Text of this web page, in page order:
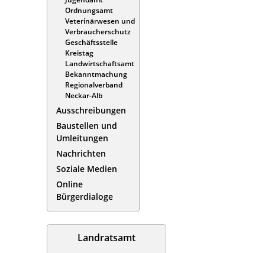
Ordnungsamt
Veterinärwesen und
Verbraucherschutz
Geschäftsstelle
Kreistag
Landwirtschaftsamt
Bekanntmachung
Regionalverband
Neckar-Alb
Ausschreibungen
Baustellen und
Umleitungen
Nachrichten
Soziale Medien
Online
Bürgerdialoge
Landratsamt